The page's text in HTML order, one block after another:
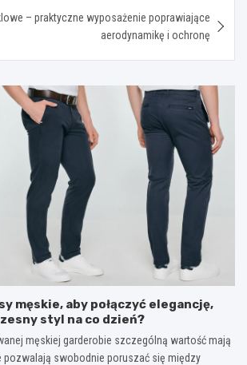
– praktyczne wyposażenie poprawiające
aerodynamikę i ochronę
męskie, aby połączyć elegancję,
styl na co dzień?
męskiej garderobie szczególną wartość mają
pozwalają swobodnie poruszać się między